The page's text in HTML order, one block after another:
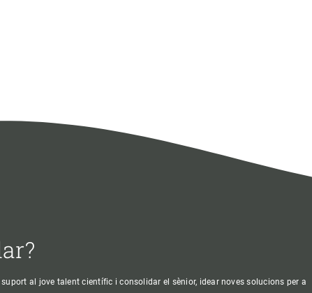
al jove talent científic i consolidar el sènior, idear noves solucions per a